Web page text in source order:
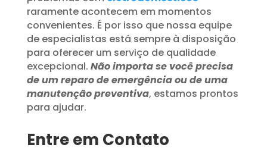
raramente acontecem em momentos
convenientes. É por isso que nossa equipe
de especialistas está sempre à disposição
para oferecer um serviço de qualidade
excepcional. Não importa se você precisa
de um reparo de emergência ou de uma
manutenção preventiva, estamos prontos
para ajudar.
Entre em Contato